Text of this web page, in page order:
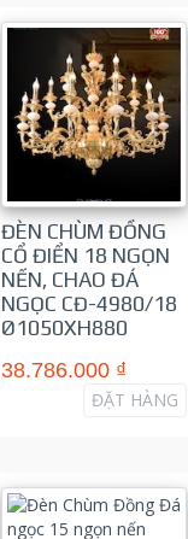
ĐÈN CHÙM ĐỒNG
CỔ ĐIỂN 18 NGỌN
NẾN, CHAO ĐÁ
NGỌC CĐ-4980/18
Ø1050XH880
38.786.000 ₫
ĐẶT HÀNG